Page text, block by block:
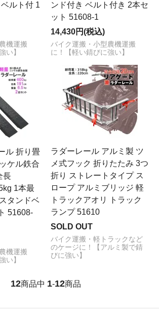
ルト付 1
機運搬
い】
ンド付き ベルト付き 2本セ
ット 51608-1
14,430円(税込)
バイク運搬・小型農機運搬
に！【軽い錆びに強い】
ル 折り畳
ケル鉄合
長
1本最
タンドベ
51608-
機運搬
い】
ラダーレール アルミ製 ツ
メ式フック 折りたたみ 3つ
折り ストレートタイプ ス
ロープ アルミブリッジ 軽
トラックアオリ トラック
ランプ 51610
SOLD OUT
バイク運搬・軽トラックなど
のケージに！【アルミ製で錆
びに強い】
12商品中 1-12商品